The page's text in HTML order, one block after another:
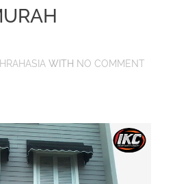
WITH NO COMMENT